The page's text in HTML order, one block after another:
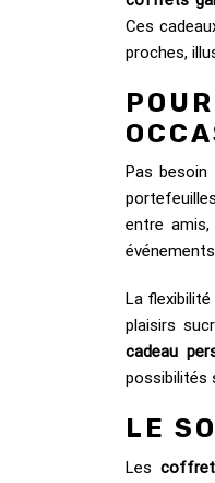
Ces
proches,
Pas
entre
La
plaisirs
cadeau
possibilités
LE
Les